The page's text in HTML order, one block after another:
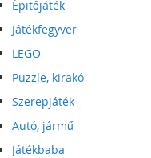
Épitőjáték
Játékfegyver
LEGO
Puzzle, kirakó
Szerepjáték
Autó, jármű
Játékbaba